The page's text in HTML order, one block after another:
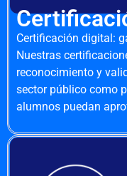
Certificación digital:
Nuestras
reconocimiento y
sector público como
alumnos puedan